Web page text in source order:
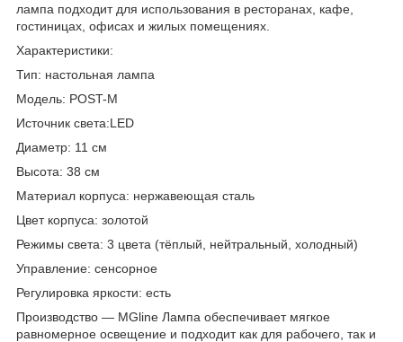
лампа подходит для использования в ресторанах, кафе,
гостиницах, офисах и жилых помещениях.
Характеристики:
Тип: настольная лампа
Модель: POST-M
Источник света:LED
Диаметр: 11 см
Высота: 38 см
Материал корпуса: нержавеющая сталь
Цвет корпуса: золотой
Режимы света: 3 цвета (тёплый, нейтральный, холодный)
Управление: сенсорное
Регулировка яркости: есть
Производство — MGline Лампа обеспечивает мягкое
равномерное освещение и подходит как для рабочего, так и